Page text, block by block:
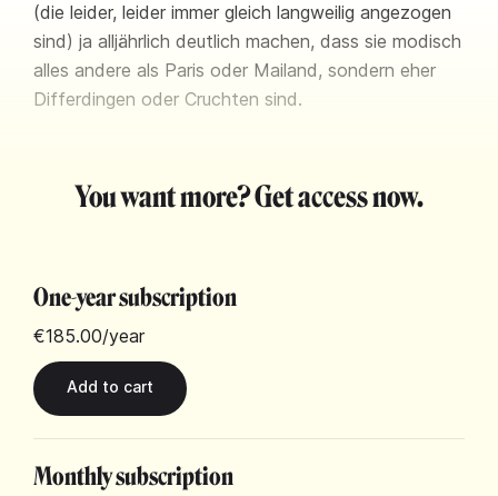
(die leider, leider immer gleich langweilig angezogen
sind) ja alljährlich deutlich machen, dass sie modisch
alles andere als Paris oder Mailand, sondern eher
Differdingen oder Cruchten sind.
You want more? Get access now.
One-year subscription
€185.00/year
Monthly subscription